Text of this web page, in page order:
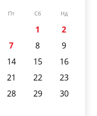
Пт Сб Нд
1
2
7 8
9
14 15
16
21 22
23
28 29
30